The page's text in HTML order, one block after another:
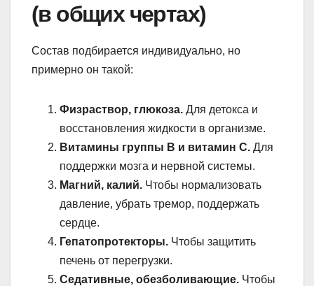
(в общих чертах)
Состав подбирается индивидуально, но
примерно он такой:
Физраствор, глюкоза. Для детокса и
восстановления жидкости в организме.
Витамины группы B и витамин С. Для
поддержки мозга и нервной системы.
Магний, калий. Чтобы нормализовать
давление, убрать тремор, поддержать
сердце.
Гепатопротекторы. Чтобы защитить
печень от перегрузки.
Седативные, обезболивающие. Чтобы